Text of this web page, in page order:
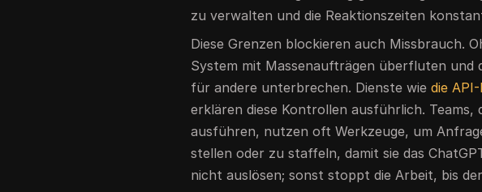
zu verwalten und die Reaktionszeiten
Diese Grenzen blockieren auch Missbrauch.
System mit Massenaufträgen überfluten und
für andere unterbrechen. Dienste wiedie
erklären diese Kontrollen ausführlich. Teams,
ausführen, nutzen oft Werkzeuge, um
stellen oder zu staffeln, damit sie das
nicht auslösen; sonst stoppt die Arbeit, bis